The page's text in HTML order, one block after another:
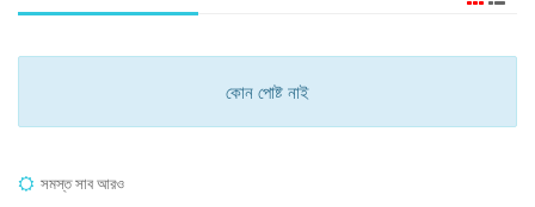
কোন পোষ্ট নাই
সমস্ত সাব আরও